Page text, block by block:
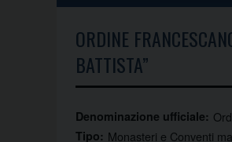
ORDINE
BATTISTA”
Denominazione ufficiale:
Tipo: Monasteri e Conventi